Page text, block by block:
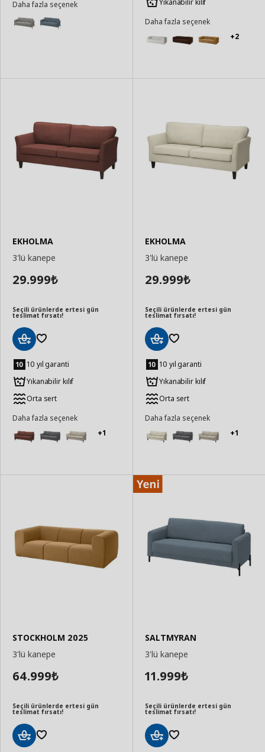
Daha fazla seçenek
Daha fazla seçenek
+2
EKHOLMA
3'lü kanepe
29.999₺
Seçili ürünlerde ertesi gün
teslimat fırsatı!
Ekle 10 yıl garanti
Yıkanabilir kılıf
Orta sert
Daha fazla seçenek
+1
EKHOLMA
3'lü kanepe
29.999₺
Seçili ürünlerde ertesi gün
teslimat fırsatı!
Ekle 10 yıl garanti
Yıkanabilir kılıf
Orta sert
Daha fazla seçenek
+1
STOCKHOLM 2025
3'lü kanepe
64.999₺
Seçili ürünlerde ertesi gün
teslimat fırsatı!
SALTMYRAN
3'lü kanepe
11.999₺
Seçili ürünlerde ertesi gün
teslimat fırsatı!